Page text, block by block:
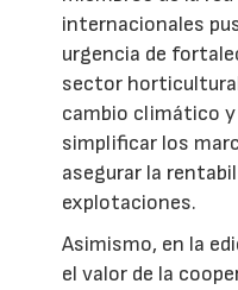
internacionales
urgencia de
sector
cambio climático y
simplificar los
asegurar la
explotaciones.
Asimismo, en la
el valor de la